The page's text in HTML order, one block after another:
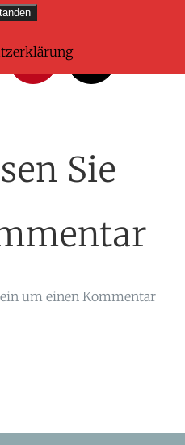
Life Event!
Pinterest
Mail
Sie
um einen Kommentar